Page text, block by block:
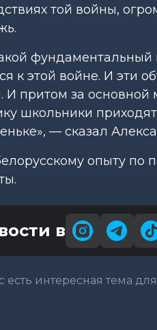
той войны,
фундаментальный
к этой войне. И эти
притом за основной
школьники
— сказал
опыту по
в
есть интересная тема для